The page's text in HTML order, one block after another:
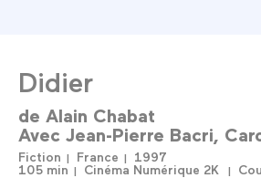
Didier
de Alain Chabat
Avec Jean-Pierre Bacri
Fiction France
1997
105 min
Cinéma Numérique 2K